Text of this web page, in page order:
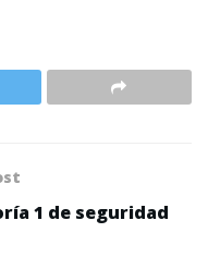
1 de seguridad